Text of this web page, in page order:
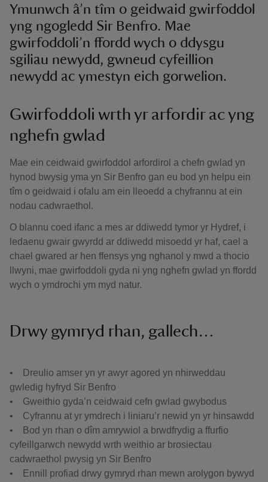
Ymunwch â’n tîm o geidwaid gwirfoddol
yng ngogledd Sir Benfro. Mae
gwirfoddoli’n ffordd wych o ddysgu
sgiliau newydd, gwneud cyfeillion
newydd ac ymestyn eich gorwelion.
Gwirfoddoli wrth yr arfordir ac yng
nghefn gwlad
Mae ein ceidwaid gwirfoddol arfordirol a chefn gwlad yn
hynod bwysig yma yn Sir Benfro gan eu bod yn helpu ein
tîm o geidwaid i ofalu am ein lleoedd a chyfrannu at ein
nodau cadwraethol.
O blannu coed ifanc a mes ar ddiwedd tymor yr Hydref, i
ledaenu gwair gwyrdd ar ddiwedd misoedd yr haf, cael a
chael gwared ar hen ffensys yng nghanol y mwd a thocio
llwyni, mae gwirfoddoli gyda ni yng nghefn gwlad yn ffordd
wych o ymdrochi ym myd natur.
Drwy gymryd rhan, gallech…
• Dreulio amser yn yr awyr agored yn nhirweddau
gwledig hyfryd Sir Benfro
• Gweithio gyda’n ceidwaid cefn gwlad gwybodus
• Cyfrannu at yr ymdrech i liniaru’r newid yn yr hinsawdd
• Bod yn rhan o dîm amrywiol a brwdfrydig a ffurfio
cyfeillgarwch newydd wrth weithio ar brosiectau
cadwraethol pwysig yn Sir Benfro
• Ennill profiad drwy gymryd rhan mewn arolygon bywyd